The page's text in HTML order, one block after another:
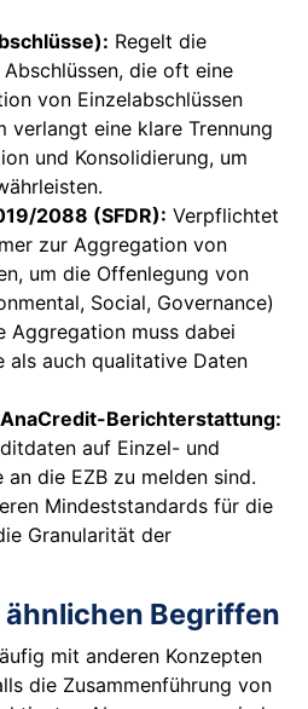
Regelt die
die oft eine
von Einzelabschlüssen
eine klare Trennung
und Konsolidierung, um
2088 (SFDR): Verpflichtet
zur Aggregation von
um die Offenlegung von
Social, Governance)
Aggregation muss dabei
als auch qualitative Daten
Berichterstattung:
auf Einzel- und
die EZB zu melden sind.
Mindeststandards für die
Granularität der
ähnlichen Begriffen
mit anderen Konzepten
die Zusammenführung von